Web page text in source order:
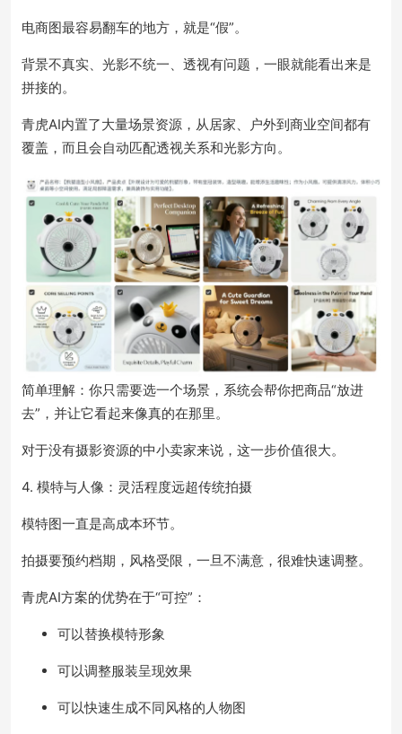
电商图最容易翻车的地方，就是“假”。
背景不真实、光影不统一、透视有问题，一眼就能看出来是
拼接的。
青虎AI内置了大量场景资源，从居家、户外到商业空间都有
覆盖，而且会自动匹配透视关系和光影方向。
简单理解：你只需要选一个场景，系统会帮你把商品“放进
去”，并让它看起来像真的在那里。
对于没有摄影资源的中小卖家来说，这一步价值很大。
4. 模特与人像：灵活程度远超传统拍摄
模特图一直是高成本环节。
拍摄要预约档期，风格受限，一旦不满意，很难快速调整。
青虎AI方案的优势在于“可控”：
可以替换模特形象
可以调整服装呈现效果
可以快速生成不同风格的人物图